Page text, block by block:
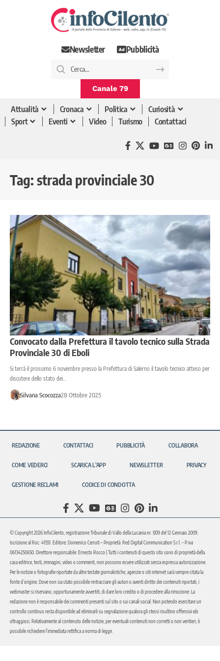
Newsletter Pubblicità
Canale 79
Attualità Cronaca Politica
Curiosità
Sport
Eventi Video Turismo Contattaci
Tag: strada provinciale 30
Convocato dalla Prefettura il tavolo tecnico sulla Strada
Provinciale 30 di Eboli
Si terrà il prossimo 6 novembre presso la Prefettura di Salerno il tavolo tecnico atteso per
discutere dello stato dei…
Silvana Scocozza28 Ottobre 2025
REDAZIONE CONTATTACI PUBBLICITÀ COLLABORA
COME VEDERCI SCARICA L’APP NEWSLETTER PRIVACY
GESTIONE RECLAMI CODICE DI CONDOTTA
© Copyright 2026 InfoCilento, registrazione Tribunale di Vallo della Lucania nr. 1/09 del 12 Gennaio 2009.
Iscrizione al Roc: 41551. Editore: Domenico Cerruti – Proprietà: Red Digital Communication S.r.l. – P.iva
06134250650. Direttore responsabile: Ernesto Rocco | Tutti i contenuti di questo sito sono di proprietà della
casa editrice, testi, immagini, video o commenti, non possono essere utilizzati senza espressa autorizzazione.
Per le notizie o fotografie riportate da altre testate giornalistiche, agenzie o siti internet sarà sempre citata la
fonte d’origine. Dove non sia stato possibile rintracciare gli autori o aventi diritto dei contenuti riportati, i
webmaster si riservano, opportunamente avvertiti, di dare loro credito o di procedere alla rimozione. La
redazione non è responsabile dei commenti presenti sul sito o sui canali social. Non potendo esercitare un
controllo continuo resta disponibile ad eliminarli su segnalazione qualora gli stessi risultino offensivi e/o
oltraggiosi. Relativamente al contenuto delle notizie, per eventuali contenuti non corretti o non veritieri, è
possibile richiedere l’immediata rettifica a norma di legge.